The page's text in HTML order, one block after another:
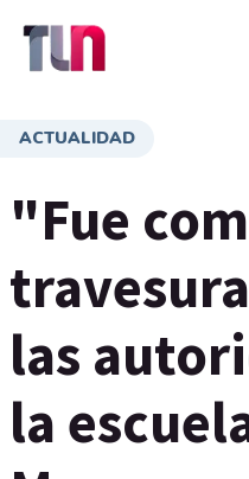
ACTUALIDAD
"Fue
las
la